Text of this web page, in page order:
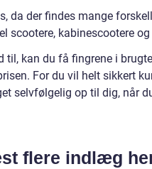
da der findes mange
scootere, kabinescootere
kan du få fingrene i
For du vil helt sikkert
selvfølgelig op til dig, når
flere indlæg